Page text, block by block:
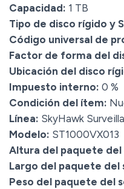
Capacidad: 1 TB
Tipo de disco rígido y
Código universal de
Factor de forma del
Ubicación del disco
Impuesto interno: 0 %
Condición del ítem:
Línea: SkyHawk
Modelo: ST1000VX013
Altura del paquete del
Largo del paquete del
Peso del paquete del